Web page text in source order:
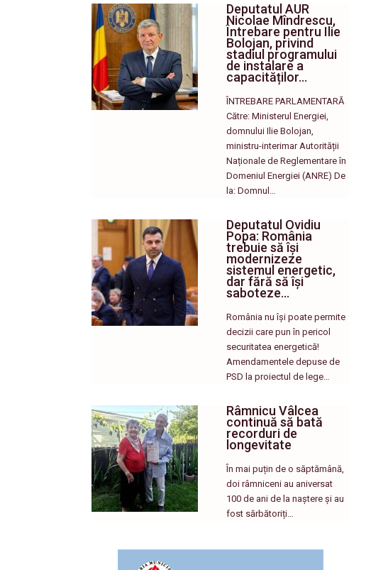
Deputatul AUR
Nicolae Mîndrescu,
Întrebare pentru Ilie
Bolojan, privind
stadiul programului
de instalare a
capacităților…
ÎNTREBARE PARLAMENTARĂ
Către: Ministerul Energiei,
domnului Ilie Bolojan,
ministru-interimar Autorității
Naționale de Reglementare în
Domeniul Energiei (ANRE) De
la: Domnul…
Deputatul Ovidiu
Popa: România
trebuie să își
modernizeze
sistemul energetic,
dar fără să își
saboteze…
România nu își poate permite
decizii care pun în pericol
securitatea energetică!
Amendamentele depuse de
PSD la proiectul de lege…
Râmnicu Vâlcea
continuă să bată
recorduri de
longevitate
În mai puțin de o săptămână,
doi râmniceni au aniversat
100 de ani de la naștere și au
fost sărbătoriți…